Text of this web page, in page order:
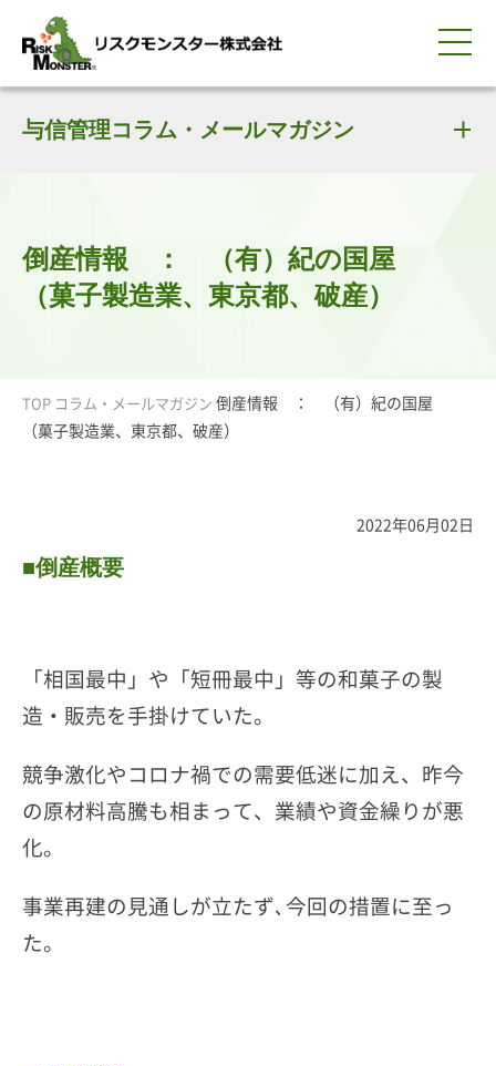
サービス紹介
選ばれる理由
知る・学ぶ
導入事例
企業情報
採用情報
IR情報
お問い合わせ
0120-259-440
平日9:00-18:00(土日祝除く)
与信管理コラム・メールマガジン
倒産情報 ： （有）紀の国屋
（菓子製造業、東京都、破産）
TOP コラム・メールマガジン 倒産情報 ： （有）紀の国屋
（菓子製造業、東京都、破産）
2022年06月02日
■倒産概要
「相国最中」や「短冊最中」等の和菓子の製
造・販売を手掛けていた。
競争激化やコロナ禍での需要低迷に加え、昨今
の原材料高騰も相まって、業績や資金繰りが悪
化。
事業再建の見通しが立たず､今回の措置に至っ
た。